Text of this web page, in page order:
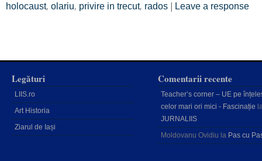
holocaust, olariu, privire in trecut, rados | Leave a response
Legături
LIIS.ro
Art Historia
Ziarul de Iași
Comentarii recente
Teacher’s corner – UE pe
celor mari ori mici - Fascinație
JURNALIIS
Moldovanu Ovidiu la Pas cu